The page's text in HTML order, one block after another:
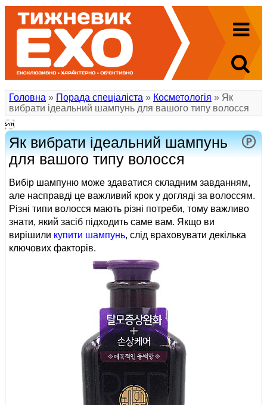
Головна » Порада спеціаліста » Косметологія » Як
вибрати ідеальний шампунь для вашого типу волосся

Як вибрати ідеальний шампунь
для вашого типу волосся
Вибір шампуню може здаватися складним завданням,
але насправді це важливий крок у догляді за волоссям.
Різні типи волосся мають різні потреби, тому важливо
знати, який засіб підходить саме вам. Якщо ви
вирішили купити шампунь, слід враховувати декілька
ключових факторів.